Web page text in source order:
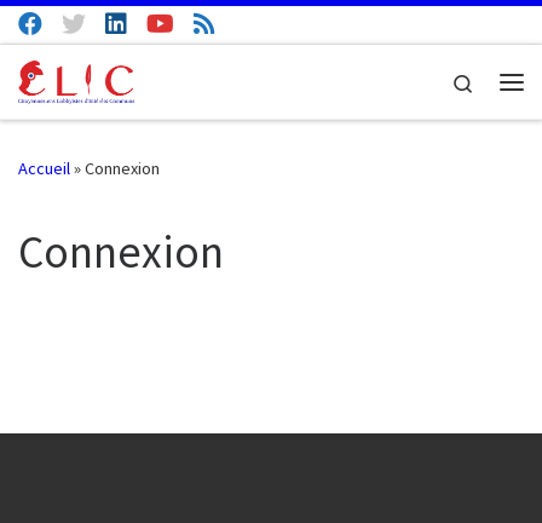
Passer au contenu
Search
Accueil»Connexion
Connexion